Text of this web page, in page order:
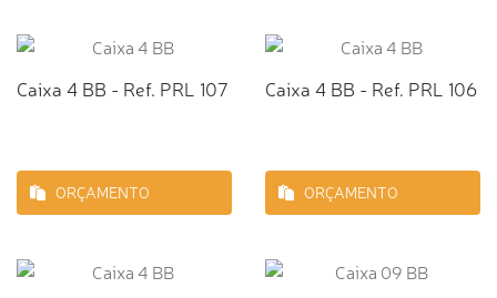
Caixa 4 BB - Ref. PRL 107
ORÇAMENTO
Caixa 4 BB - Ref. PRL 106
ORÇAMENTO